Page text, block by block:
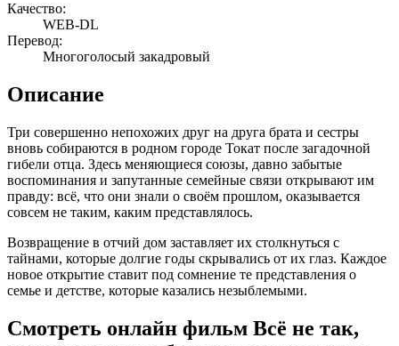
Качество:
WEB-DL
Перевод:
Многоголосый закадровый
Описание
Три совершенно непохожих друг на друга брата и сестры
вновь собираются в родном городе Токат после загадочной
гибели отца. Здесь меняющиеся союзы, давно забытые
воспоминания и запутанные семейные связи открывают им
правду: всё, что они знали о своём прошлом, оказывается
совсем не таким, каким представлялось.
Возвращение в отчий дом заставляет их столкнуться с
тайнами, которые долгие годы скрывались от их глаз. Каждое
новое открытие ставит под сомнение те представления о
семье и детстве, которые казались незыблемыми.
Смотреть онлайн фильм Всё не так,